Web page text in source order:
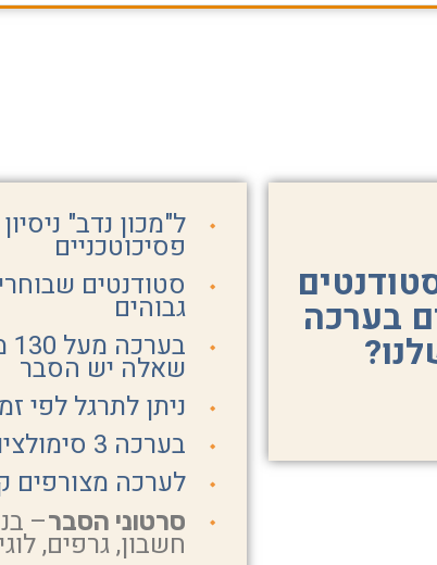
בערכה
פסיכוטכניים
סטודנטים
גבוהים
שאלה יש הסבר
ניתן לתרגל לפי
בערכה 3 סימולציות המדמות את המבחן בתיל
לערכה מצורפים
סרטוני הסבר–
חשבון, גרפים,